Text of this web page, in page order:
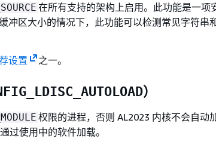
在所有支持的架构上启用。此功能是一项
冲区大小的情况下，此功能可以检测常见字符串
设置 之一。
）
权限的进程，否则 AL2023 内核不会自动
过使用中的软件加载。